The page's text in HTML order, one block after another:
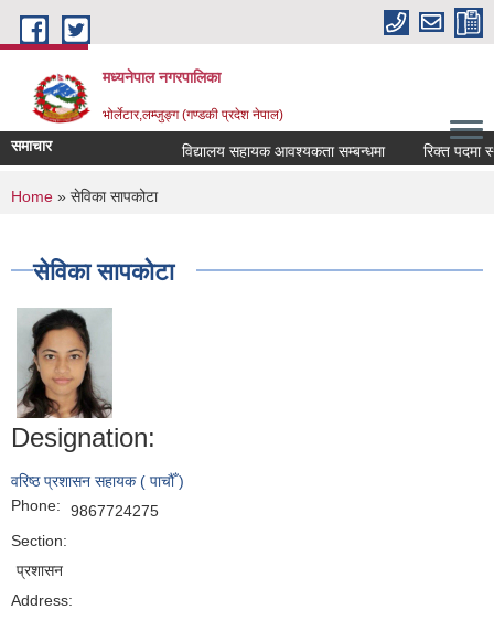
Skip to main content
मध्यनेपाल नगरपालिका
भोर्लेटार,लम्जुङ्ग (गण्डकी प्रदेश नेपाल)
समाचार विद्यालय सहायक आवश्यकता सम्बन्धमा रिक्त पदमा
You are here
Home » सेविका सापकोटा
सेविका सापकोटा
Designation:
वरिष्ठ प्रशासन सहायक ( पाचौँ )
Phone:
9867724275
Section:
प्रशासन
Address: